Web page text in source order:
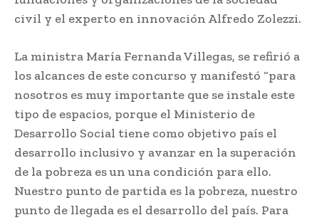
civil y el experto en innovación Alfredo Zolezzi.
La ministra María Fernanda Villegas, se refirió a
los alcances de este concurso y manifestó “para
nosotros es muy importante que se instale este
tipo de espacios, porque el Ministerio de
Desarrollo Social tiene como objetivo país el
desarrollo inclusivo y avanzar en la superación
de la pobreza es un una condición para ello.
Nuestro punto de partida es la pobreza, nuestro
punto de llegada es el desarrollo del país. Para